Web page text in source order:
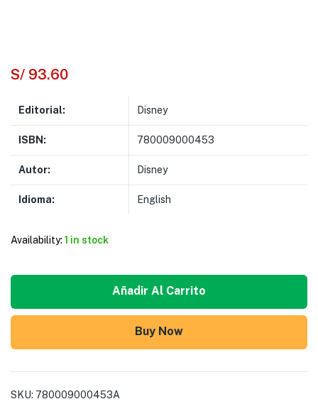
S/ 93.60
Editorial: Disney
ISBN: 780009000453
Autor: Disney
Idioma: English
Availability: 1 in stock
Añadir Al Carrito
Buy Now
SKU: 780009000453A